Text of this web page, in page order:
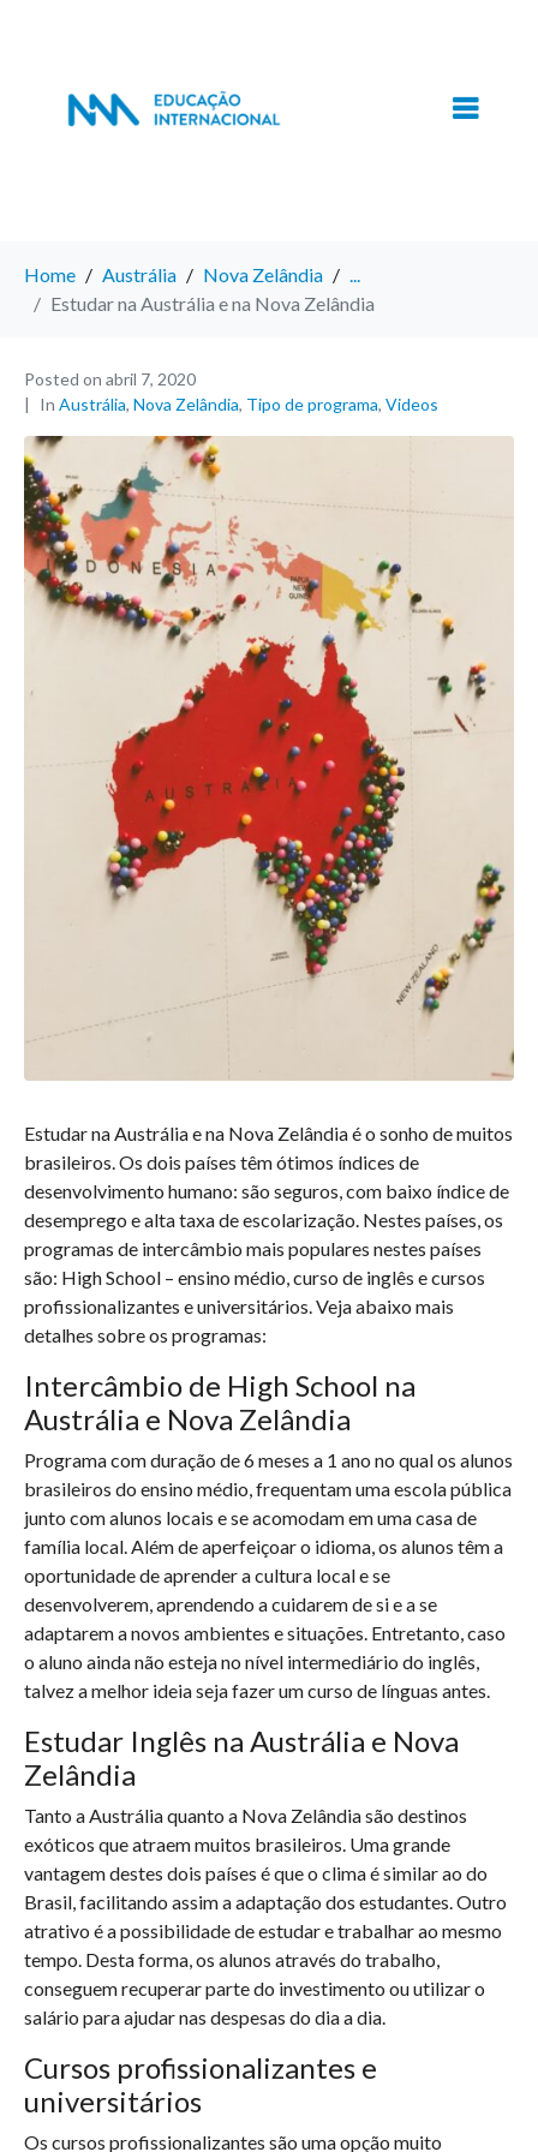
Home Austrália Nova Zelândia
...
Estudar na Austrália e na Nova Zelândia
Posted on abril 7, 2020
In Austrália, Nova Zelândia, Tipo de programa, Videos
Estudar na Austrália e na Nova Zelândia é o sonho de muitos
brasileiros. Os dois países têm ótimos índices de
desenvolvimento humano: são seguros, com baixo índice de
desemprego e alta taxa de escolarização. Nestes países, os
programas de intercâmbio mais populares nestes países
são: High School – ensino médio, curso de inglês e cursos
profissionalizantes e universitários. Veja abaixo mais
detalhes sobre os programas:
Intercâmbio de High School na
Austrália e Nova Zelândia
Programa com duração de 6 meses a 1 ano no qual os alunos
brasileiros do ensino médio, frequentam uma escola pública
junto com alunos locais e se acomodam em uma casa de
família local. Além de aperfeiçoar o idioma, os alunos têm a
oportunidade de aprender a cultura local e se
desenvolverem, aprendendo a cuidarem de si e a se
adaptarem a novos ambientes e situações. Entretanto, caso
o aluno ainda não esteja no nível intermediário do inglês,
talvez a melhor ideia seja fazer um curso de línguas antes.
Estudar Inglês na Austrália e Nova
Zelândia
Tanto a Austrália quanto a Nova Zelândia são destinos
exóticos que atraem muitos brasileiros. Uma grande
vantagem destes dois países é que o clima é similar ao do
Brasil, facilitando assim a adaptação dos estudantes. Outro
atrativo é a possibilidade de estudar e trabalhar ao mesmo
tempo. Desta forma, os alunos através do trabalho,
conseguem recuperar parte do investimento ou utilizar o
salário para ajudar nas despesas do dia a dia.
Cursos profissionalizantes e
universitários
Os cursos profissionalizantes são uma opção muito